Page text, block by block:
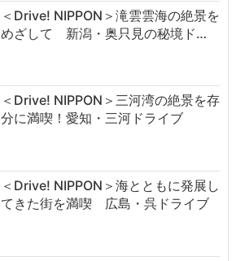
＜Drive! NIPPON＞滝雲雲海の絶景を
めざして 新潟・奥只見の秘境ド…
＜Drive! NIPPON＞三河湾の絶景を存
分に満喫！愛知・三河ドライブ
＜Drive! NIPPON＞海とともに発展し
てきた街を満喫 広島・呉ドライブ